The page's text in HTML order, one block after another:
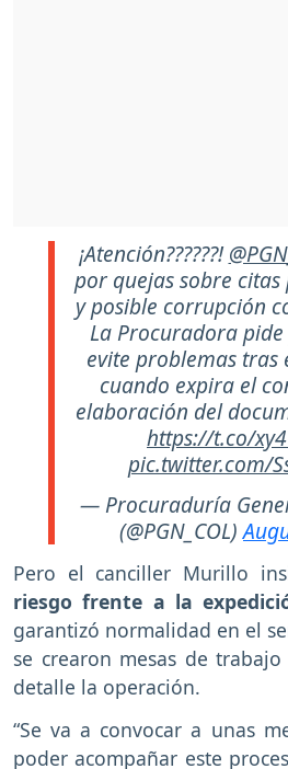
¡Atención??????!
por quejas sobre
y posible corrupción
La Procuradora
evite problemas tras
cuando expira el
elaboración del
https://t.co/
pic.twitter.com/
— Procuraduría
(@PGN_COL)
Pero el canciller Murillo
riesgo frente a la
garantizó normalidad en el
se crearon mesas de
detalle la operación.
“Se va a convocar a unas
poder acompañar este